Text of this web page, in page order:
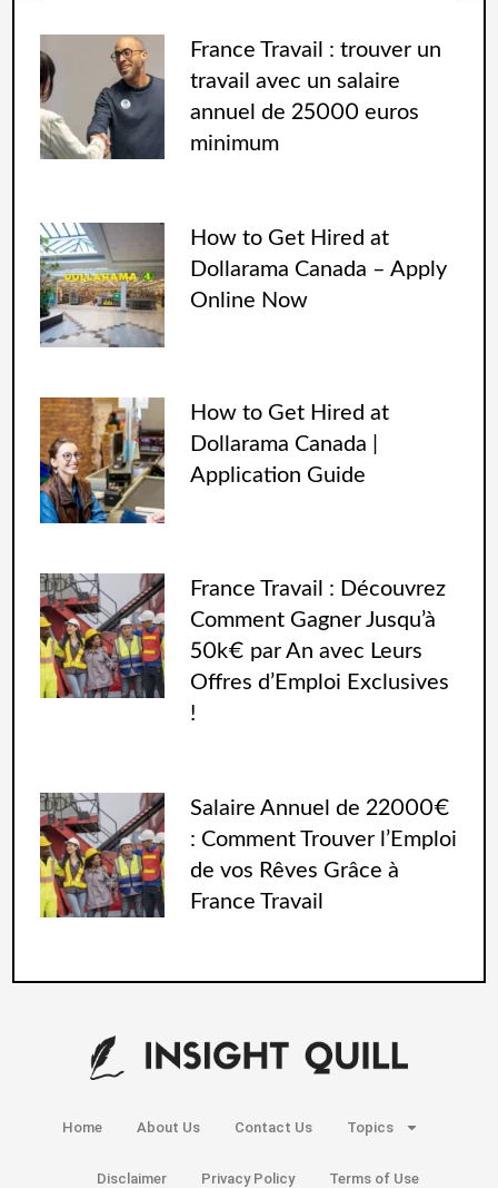
France Travail : trouver un
travail avec un salaire
annuel de 25000 euros
minimum
How to Get Hired at
Dollarama Canada – Apply
Online Now
How to Get Hired at
Dollarama Canada |
Application Guide
France Travail : Découvrez
Comment Gagner Jusqu’à
50k€ par An avec Leurs
Offres d’Emploi Exclusives
!
Salaire Annuel de 22000€
: Comment Trouver l’Emploi
de vos Rêves Grâce à
France Travail
Home About Us Contact Us Topics
Disclaimer Privacy Policy Terms of Use